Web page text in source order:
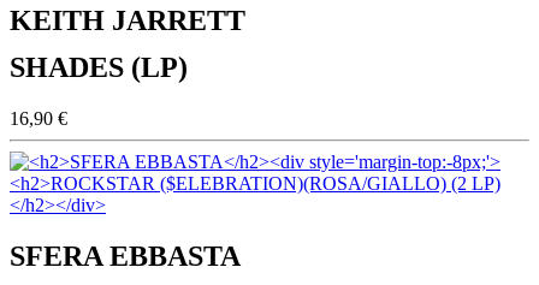
KEITH JARRETT
SHADES (LP)
16,90 €
SFERA EBBASTA